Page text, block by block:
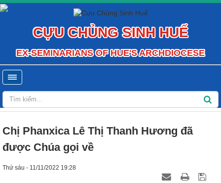
CỰU CHỦNG SINH HUẾ
EX-SEMINARIANS OF HUE'S ARCHDIOCESE
Chị Phanxica Lê Thị Thanh Hương đã
được Chúa gọi về
Thứ sáu - 11/11/2022 19:28